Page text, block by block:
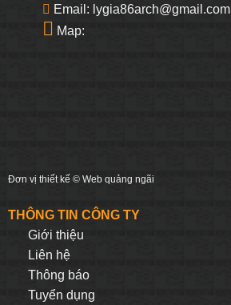
Email: lygia86arch@gmail.com
Map:
Đơn vị thiết kế © Web quảng ngãi
THÔNG TIN CÔNG TY
Giới thiệu
Liên hệ
Thông báo
Tuyển dụng